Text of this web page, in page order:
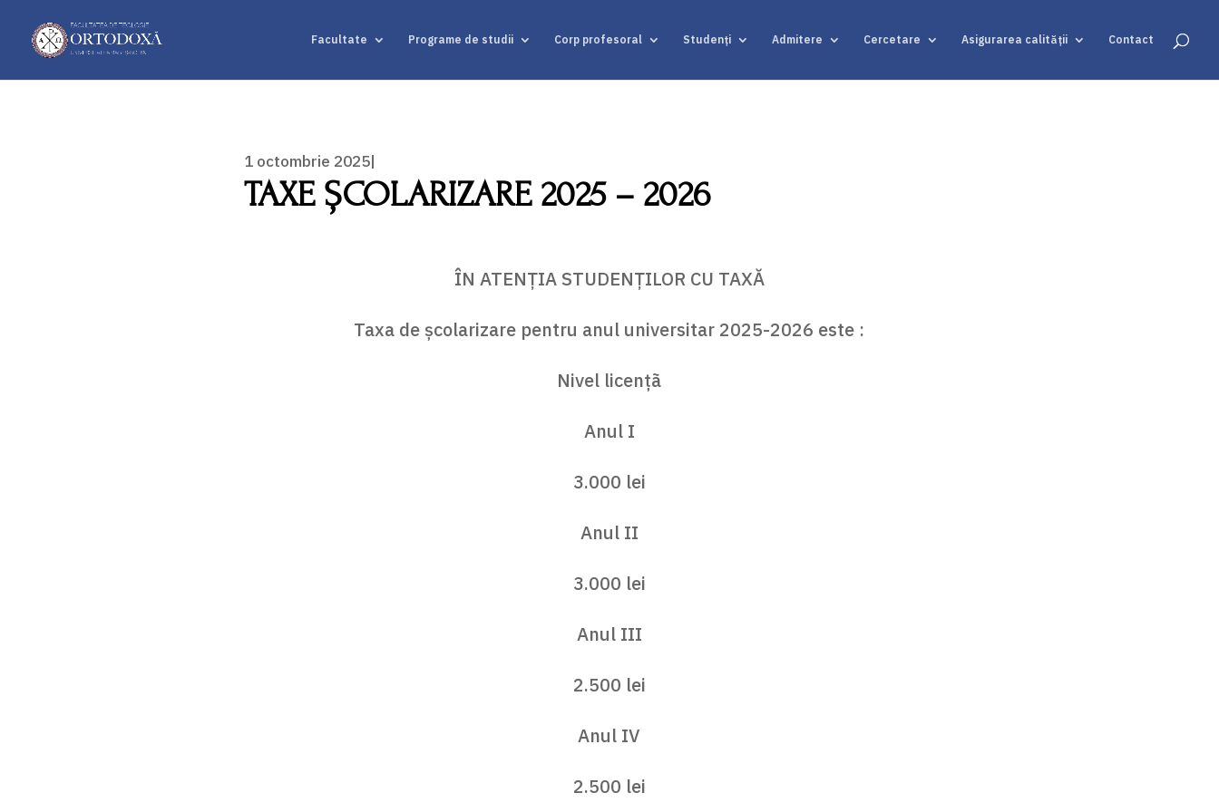
Facultate Programe de studii Corp profesoral Studenți Admitere Cercetare Asigurarea calității Contact
1 octombrie 2025|
TAXE ȘCOLARIZARE 2025 – 2026
ÎN ATENŢIA STUDENŢILOR CU TAXĂ
Taxa de şcolarizare pentru anul universitar 2025-2026 este :
Nivel licenţã
Anul I
3.000 lei
Anul II
3.000 lei
Anul III
2.500 lei
Anul IV
2.500 lei